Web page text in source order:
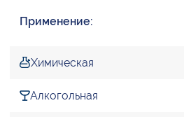
Применение:
Химическая
Алкогольная